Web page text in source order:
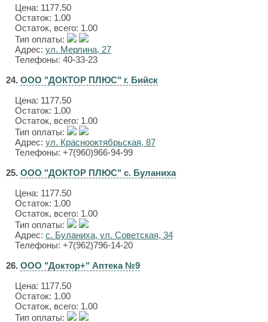
Цена: 1177.50
Остаток: 1.00
Остаток, всего: 1.00
Тип оплаты:
Адрес: ул. Мерлина, 27
Телефоны: 40-33-23
24. ООО "ДОКТОР ПЛЮС" г. Бийск
Цена: 1177.50
Остаток: 1.00
Остаток, всего: 1.00
Тип оплаты:
Адрес: ул. Краснооктябрьская, 87
Телефоны: +7(960)966-94-99
25. ООО "ДОКТОР ПЛЮС" с. Буланиха
Цена: 1177.50
Остаток: 1.00
Остаток, всего: 1.00
Тип оплаты:
Адрес: с. Буланиха, ул. Советская, 34
Телефоны: +7(962)796-14-20
26. ООО "Доктор+" Аптека №9
Цена: 1177.50
Остаток: 1.00
Остаток, всего: 1.00
Тип оплаты: